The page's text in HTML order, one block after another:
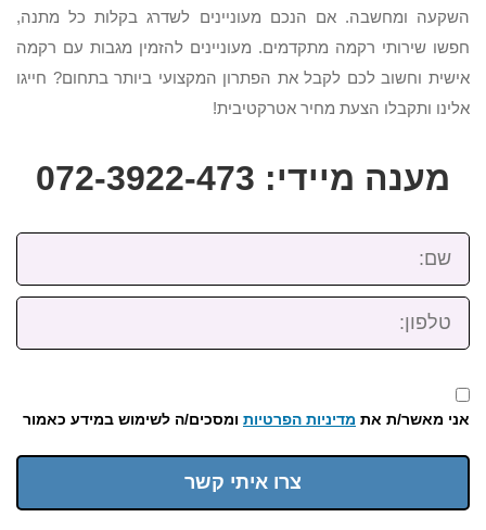
השקעה ומחשבה. אם הנכם מעוניינים לשדרג בקלות כל מתנה,
חפשו שירותי רקמה מתקדמים. מעוניינים להזמין מגבות עם רקמה
אישית וחשוב לכם לקבל את הפתרון המקצועי ביותר בתחום? חייגו
אלינו ותקבלו הצעת מחיר אטרקטיבית!
מענה מיידי: 072-3922-473
שם:
טלפון:
אני מאשר/ת את מדיניות הפרטיות ומסכים/ה לשימוש במידע כאמור
צרו איתי קשר